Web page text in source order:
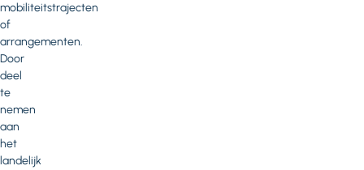
mobiliteitstrajecten
of
arrangementen.
Door
deel
te
nemen
aan
het
landelijk